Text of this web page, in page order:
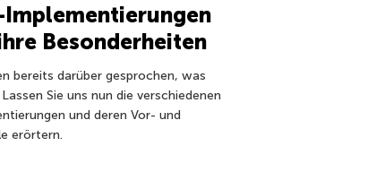
Implementierungen
Besonderheiten
bereits darüber gesprochen, was
Sie uns nun die verschiedenen
und deren Vor- und
erörtern.